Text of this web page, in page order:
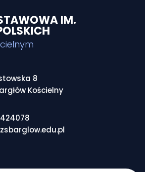
IM.
8
Kościelny